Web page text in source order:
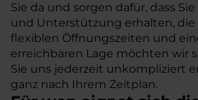
Sie da und sorgen dafür, dass
und Unterstützung erhalten, die
flexiblen Öffnungszeiten und
erreichbaren Lage möchten wir
Sie uns jederzeit unkompliziert
ganz nach Ihrem Zeitplan.